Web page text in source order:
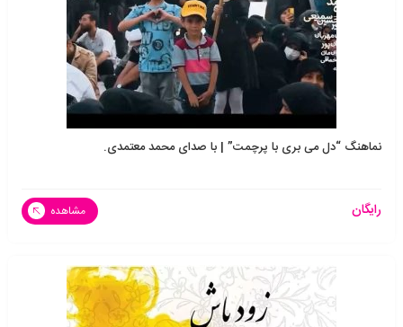
نماهنگ “دل می بری با پرچمت” | با صدای محمد معتمدی.
رایگان مشاهده